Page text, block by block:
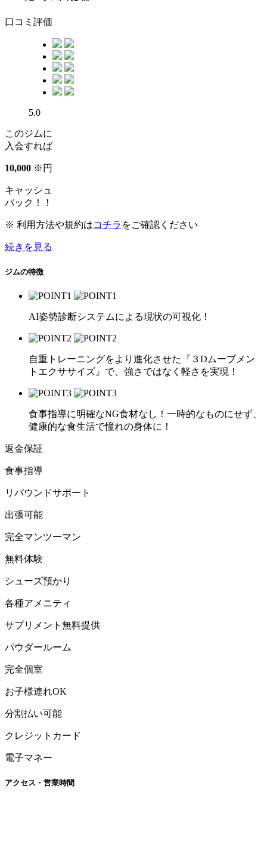
口コミ評価
5.0
このジムに
入会すれば
10,000 ※ 円
キャッシュ
バック！！
※ 利用方法や規約はコチラ をご確認ください
続きを見る
ジムの特徴
AI姿勢診断システムによる現状の可視化！
自重トレーニングをより進化させた『３Dムーブメン
トエクササイズ』で、強さではなく軽さを実現！
食事指導に明確なNG食材なし！一時的なものにせず、
健康的な食生活で憧れの身体に！
返金保証
食事指導
リバウンドサポート
出張可能
完全マンツーマン
無料体験
シューズ預かり
各種アメニティ
サプリメント無料提供
パウダールーム
完全個室
お子様連れOK
分割払い可能
クレジットカード
電子マネー
アクセス・営業時間